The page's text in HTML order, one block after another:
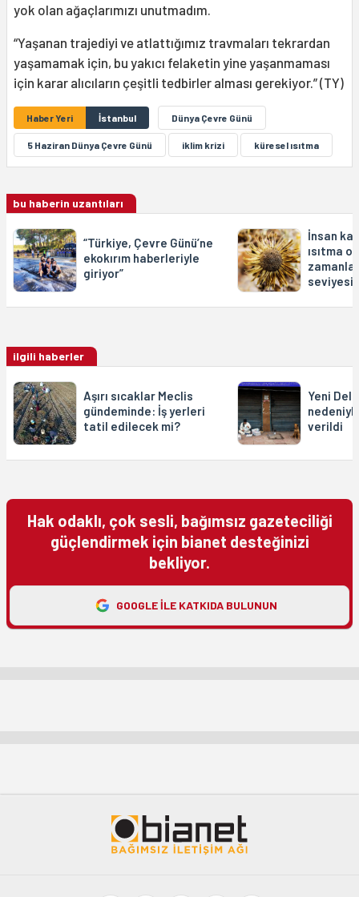
yok olan ağaçlarımızı unutmadım.
“Yaşanan trajediyi ve atlattığımız travmaları tekrardan
yaşamamak için, bu yakıcı felaketin yine yaşanmaması
için karar alıcıların çeşitli tedbirler alması gerekiyor.” (TY)
Haber Yeri İstanbul Dünya Çevre Günü
5 Haziran Dünya Çevre Günü iklim krizi küresel ısıtma
bu haberin uzantıları
“Türkiye, Çevre Günü’ne
ekokırım haberleriyle
giriyor”
İnsan
ısıtma
ilgili haberler
Aşırı sıcaklar Meclis
gündeminde: İş yerleri
tatil edilecek mi?
Yeni
nedeniyle
verildi
Hak odaklı, çok sesli, bağımsız gazeteciliği
güçlendirmek için bianet desteğinizi
bekliyor.
GOOGLE ILE KATKIDA BULUNUN